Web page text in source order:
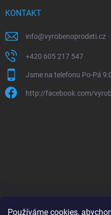
Používáme cookies,
KONTAKT
info@vyrobenoprodeti.cz
+420 605 217 547
Jsme na telefonu Po-Pá
http://facebook.com/